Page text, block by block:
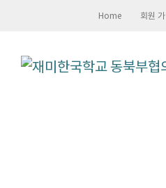
content
Home 회원